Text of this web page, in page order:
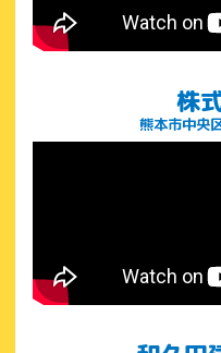
株
熊本市中央